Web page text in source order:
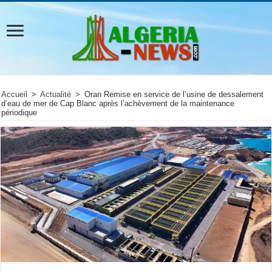
Accueil > Actualité > Oran Remise en service de l’usine de dessalement
d’eau de mer de Cap Blanc après l’achèvement de la maintenance
périodique